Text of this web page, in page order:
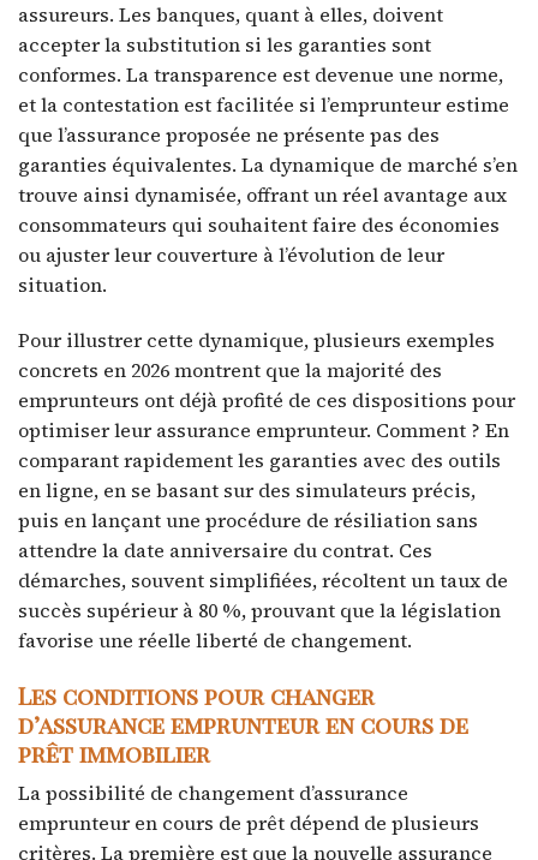
assureurs. Les banques, quant à elles, doivent
accepter la substitution si les garanties sont
conformes. La transparence est devenue une norme,
et la contestation est facilitée si l’emprunteur estime
que l’assurance proposée ne présente pas des
garanties équivalentes. La dynamique de marché s’en
trouve ainsi dynamisée, offrant un réel avantage aux
consommateurs qui souhaitent faire des économies
ou ajuster leur couverture à l’évolution de leur
situation.
Pour illustrer cette dynamique, plusieurs exemples
concrets en 2026 montrent que la majorité des
emprunteurs ont déjà profité de ces dispositions pour
optimiser leur assurance emprunteur. Comment ? En
comparant rapidement les garanties avec des outils
en ligne, en se basant sur des simulateurs précis,
puis en lançant une procédure de résiliation sans
attendre la date anniversaire du contrat. Ces
démarches, souvent simplifiées, récoltent un taux de
succès supérieur à 80 %, prouvant que la législation
favorise une réelle liberté de changement.
Les conditions pour changer
d’assurance emprunteur en cours de
prêt immobilier
La possibilité de changement d’assurance
emprunteur en cours de prêt dépend de plusieurs
critères. La première est que la nouvelle assurance